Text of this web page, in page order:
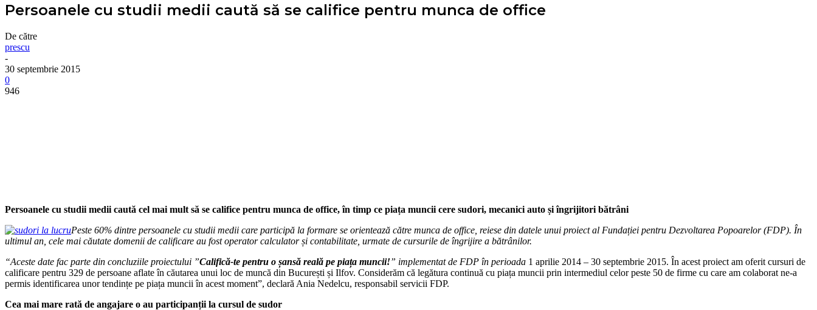
Persoanele cu studii medii caută să se califice pentru munca de office
De către
prescu
-
30 septembrie 2015
0
946
Persoanele cu studii medii caută cel mai mult să se califice pentru munca de office,în timp ce piața muncii cere sudori, mecanici auto și îngrijitori bătrâni
Peste 60% dintre persoanele cu studii medii care participă la formare se orientează către munca de office, reiese din datele unui proiect al Fundației pentru Dezvoltarea Popoarelor (FDP). În
ultimul an, cele mai căutate domenii de calificare au fost operator calculator și contabilitate, urmate de cursurile de îngrijire a bătrânilor.
“Aceste date fac parte din concluziile proiectului ”Califică-te pentru o șansă reală pe piața muncii!” implementat de FDP în perioada 1 aprilie 2014 – 30 septembrie 2015. În acest proiect am oferit cursuri de
calificare pentru 329 de persoane aflate în căutarea unui loc de muncă din București și Ilfov. Considerăm că legătura continuă cu piața muncii prin intermediul celor peste 50 de firme cu care am colaborat ne-a
permis identificarea unor tendințe pe piața muncii în acest moment”, declară Ania Nedelcu, responsabil servicii FDP.
Cea mai mare rată de angajare o au participanții la cursul de sudor